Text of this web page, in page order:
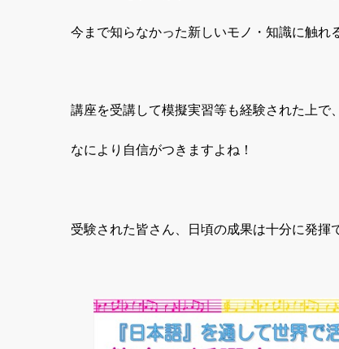
今まで知らなかった新しいモノ・知識に触れ
講座を受講して模擬実習等も経験された上で
なにより自信がつきますよね！
受験された皆さん、日頃の成果は十分に発揮